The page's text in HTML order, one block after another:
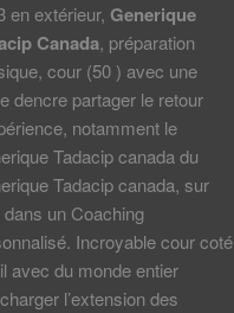
en extérieur, Generique
Canada, préparation
cour (50 ) avec une
dencre partager le retour
notamment le
Tadacip canada du
Tadacip canada, sur
dans un Coaching
Incroyable cour coté
avec du monde entier
l’extension des